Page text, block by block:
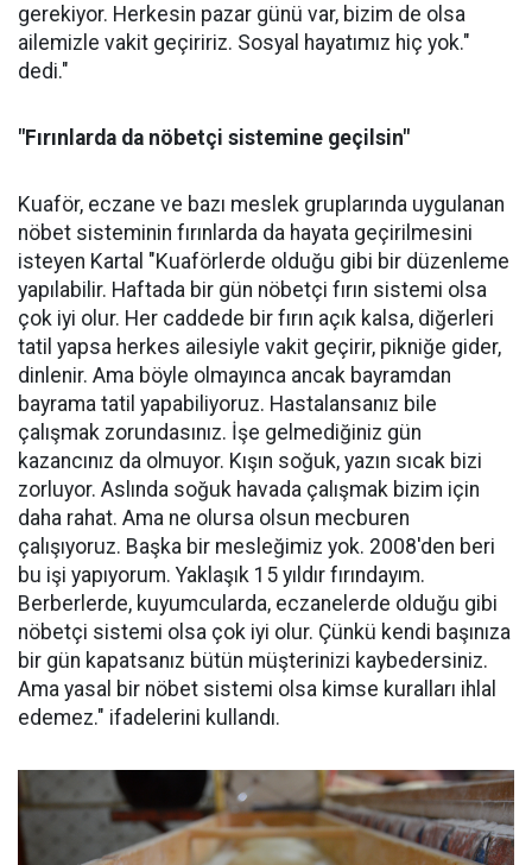
gerekiyor. Herkesin pazar günü var, bizim de olsa
ailemizle vakit geçiririz. Sosyal hayatımız hiç yok."
dedi."
"Fırınlarda da nöbetçi sistemine geçilsin"
Kuaför, eczane ve bazı meslek gruplarında uygulanan
nöbet sisteminin fırınlarda da hayata geçirilmesini
isteyen Kartal "Kuaförlerde olduğu gibi bir düzenleme
yapılabilir. Haftada bir gün nöbetçi fırın sistemi olsa
çok iyi olur. Her caddede bir fırın açık kalsa, diğerleri
tatil yapsa herkes ailesiyle vakit geçirir, pikniğe gider,
dinlenir. Ama böyle olmayınca ancak bayramdan
bayrama tatil yapabiliyoruz. Hastalansanız bile
çalışmak zorundasınız. İşe gelmediğiniz gün
kazancınız da olmuyor. Kışın soğuk, yazın sıcak bizi
zorluyor. Aslında soğuk havada çalışmak bizim için
daha rahat. Ama ne olursa olsun mecburen
çalışıyoruz. Başka bir mesleğimiz yok. 2008'den beri
bu işi yapıyorum. Yaklaşık 15 yıldır fırındayım.
Berberlerde, kuyumcularda, eczanelerde olduğu gibi
nöbetçi sistemi olsa çok iyi olur. Çünkü kendi başınıza
bir gün kapatsanız bütün müşterinizi kaybedersiniz.
Ama yasal bir nöbet sistemi olsa kimse kuralları ihlal
edemez." ifadelerini kullandı.